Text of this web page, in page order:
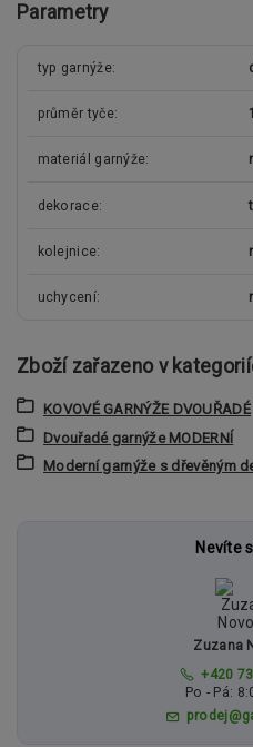
Parametry
typ garnýže
průměr tyče
materiál garnýže
dekorace
kolejnice
uchycení
Zboží zařazeno v
KOVOVÉ GARNÝŽE DVOUŘADÉ
Dvouřadé garnýže MODERNÍ
Moderní garnýže s dřevěným
Nevíte
Zuzana
+420
Po - Pá: